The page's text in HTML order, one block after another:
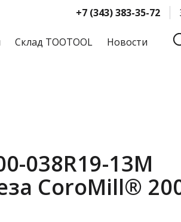
+7 (343) 383-35-72
Склад TOOTOOL Новости
038R19-13M
CoroMill®